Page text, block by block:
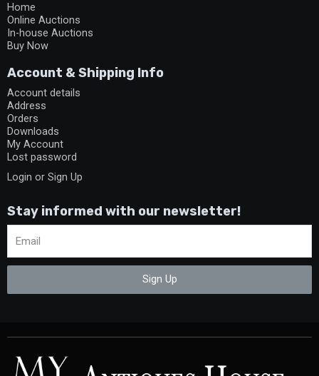
Home
Online Auctions
In-house Auctions
Buy Now
Account & Shipping Info
Account details
Address
Orders
Downloads
My Account
Lost password
Login or Sign Up
Stay informed with our newsletter!
Sign Up